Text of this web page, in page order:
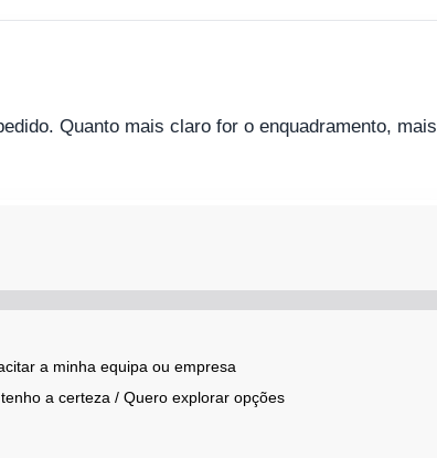
Quanto mais claro for o enquadramento, mais
a minha equipa ou empresa
a certeza / Quero explorar opções